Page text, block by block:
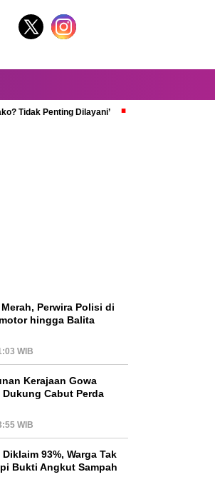
Tidak Penting Dilayani’
Perwira Polisi di
hingga Balita
WIB
Kerajaan Gowa
Dukung Cabut Perda
WIB
93%, Warga Tak
Bukti Angkut Sampah